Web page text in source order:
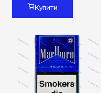
Купити